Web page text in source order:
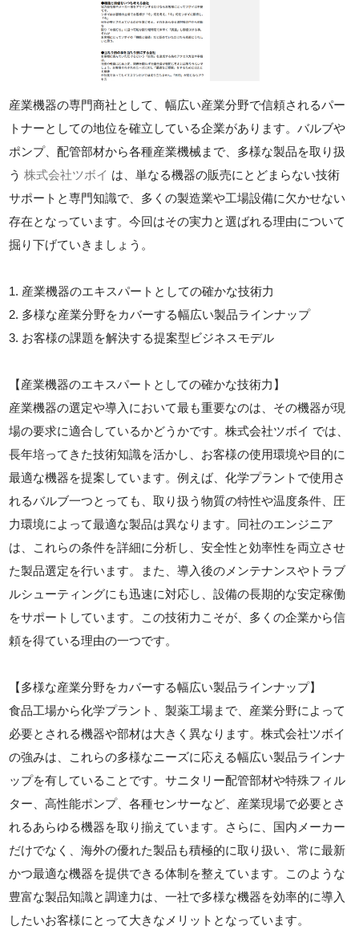
産業機器の専門商社として、幅広い産業分野で信頼されるパー
トナーとしての地位を確立している企業があります。バルブや
ポンプ、配管部材から各種産業機械まで、多様な製品を取り扱
う株式会社ツボイ は、単なる機器の販売にとどまらない技術
サポートと専門知識で、多くの製造業や工場設備に欠かせない
存在となっています。今回はその実力と選ばれる理由について
掘り下げていきましょう。
1. 産業機器のエキスパートとしての確かな技術力
2. 多様な産業分野をカバーする幅広い製品ラインナップ
3. お客様の課題を解決する提案型ビジネスモデル
【産業機器のエキスパートとしての確かな技術力】
産業機器の選定や導入において最も重要なのは、その機器が現
場の要求に適合しているかどうかです。株式会社ツボイ では、
長年培ってきた技術知識を活かし、お客様の使用環境や目的に
最適な機器を提案しています。例えば、化学プラントで使用さ
れるバルブ一つとっても、取り扱う物質の特性や温度条件、圧
力環境によって最適な製品は異なります。同社のエンジニア
は、これらの条件を詳細に分析し、安全性と効率性を両立させ
た製品選定を行います。また、導入後のメンテナンスやトラブ
ルシューティングにも迅速に対応し、設備の長期的な安定稼働
をサポートしています。この技術力こそが、多くの企業から信
頼を得ている理由の一つです。
【多様な産業分野をカバーする幅広い製品ラインナップ】
食品工場から化学プラント、製薬工場まで、産業分野によって
必要とされる機器や部材は大きく異なります。株式会社ツボイ
の強みは、これらの多様なニーズに応える幅広い製品ラインナ
ップを有していることです。サニタリー配管部材や特殊フィル
ター、高性能ポンプ、各種センサーなど、産業現場で必要とさ
れるあらゆる機器を取り揃えています。さらに、国内メーカー
だけでなく、海外の優れた製品も積極的に取り扱い、常に最新
かつ最適な機器を提供できる体制を整えています。このような
豊富な製品知識と調達力は、一社で多様な機器を効率的に導入
したいお客様にとって大きなメリットとなっています。